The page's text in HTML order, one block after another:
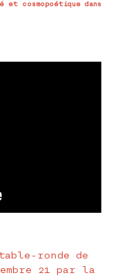
cosmopoétique dans
ronde de
21 par la